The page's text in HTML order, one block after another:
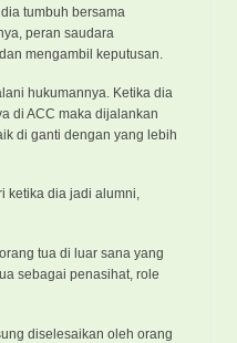
tumbuh bersama
peran saudara
mengambil keputusan.
hukumannya. Ketika dia
di ACC maka dijalankan
di ganti dengan yang lebih
ketika dia jadi alumni,
tua di luar sana yang
sebagai penasihat, role
diselesaikan oleh orang